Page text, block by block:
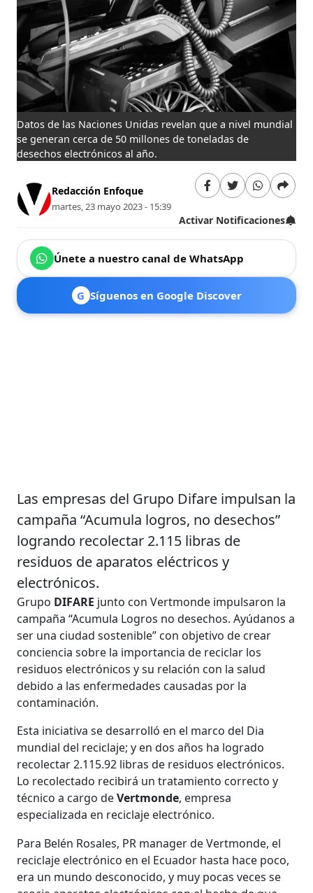
Datos de las Naciones Unidas revelan que a nivel mundial
se generan cerca de 50 millones de toneladas de
desechos electrónicos al año.
Redacción Enfoque
martes, 23 mayo 2023 - 15:39
Activar Notificaciones
Únete a nuestro canal de WhatsApp
G Síguenos en Google Discover
Las empresas del Grupo Difare impulsan la
campaña “Acumula logros, no desechos”
logrando recolectar 2.115 libras de
residuos de aparatos eléctricos y
electrónicos.
Grupo DIFARE junto con Vertmonde impulsaron la
campaña “Acumula Logros no desechos. Ayúdanos a
ser una ciudad sostenible” con objetivo de crear
conciencia sobre la importancia de reciclar los
residuos electrónicos y su relación con la salud
debido a las enfermedades causadas por la
contaminación.
Esta iniciativa se desarrolló en el marco del Dia
mundial del reciclaje; y en dos años ha logrado
recolectar 2.115.92 libras de residuos electrónicos.
Lo recolectado recibirá un tratamiento correcto y
técnico a cargo deVertmonde, empresa
especializada en reciclaje electrónico.
Para Belén Rosales, PR manager de Vertmonde, el
reciclaje electrónico en el Ecuador hasta hace poco,
era un mundo desconocido, y muy pocas veces se